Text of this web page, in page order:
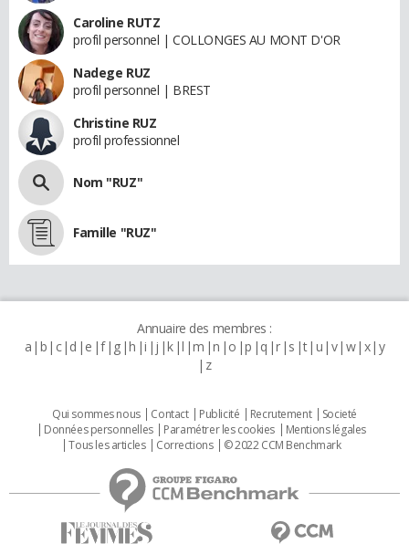
Caroline RUTZ
profil personnel | COLLONGES AU MONT D'OR
Nadege RUZ
profil personnel | BREST
Christine RUZ
profil professionnel
Nom "RUZ"
Famille "RUZ"
Annuaire des membres :
a b c d e f g h i j k l m n o p q r s t u v w x y
z
Qui sommes nous Contact Publicité Recrutement
Societé
Données personnelles
Paramétrer les cookies
Mentions légales
Tous les articles
Corrections © 2022 CCM Benchmark